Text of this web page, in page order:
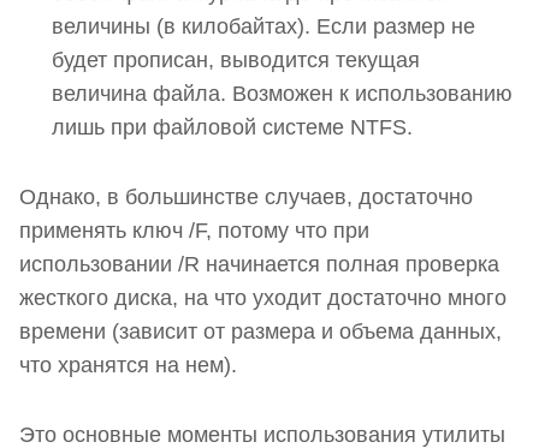
величины (в килобайтах). Если размер не
будет прописан, выводится текущая
величина файла. Возможен к использованию
лишь при файловой системе NTFS.
Однако, в большинстве случаев, достаточно
применять ключ /F, потому что при
использовании /R начинается полная проверка
жесткого диска, на что уходит достаточно много
времени (зависит от размера и объема данных,
что хранятся на нем).
Это основные моменты использования утилиты